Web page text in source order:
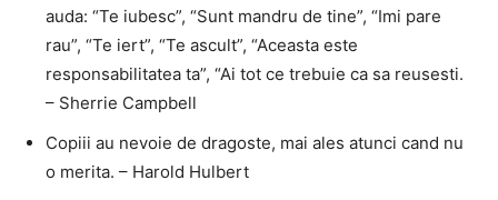
auda: “Te iubesc”, “Sunt mandru de tine”, “Imi pare
rau”, “Te iert”, “Te ascult”, “Aceasta este
responsabilitatea ta”, “Ai tot ce trebuie ca sa reusesti.
– Sherrie Campbell
Copiii au nevoie de dragoste, mai ales atunci cand nu
o merita. – Harold Hulbert